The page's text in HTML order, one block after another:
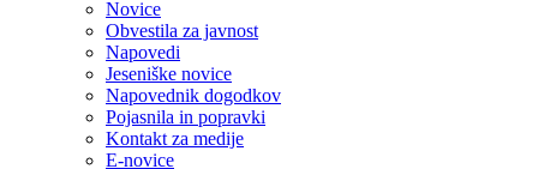
Novice
Obvestila za javnost
Napovedi
Jeseniške novice
Napovednik dogodkov
Pojasnila in popravki
Kontakt za medije
E-novice